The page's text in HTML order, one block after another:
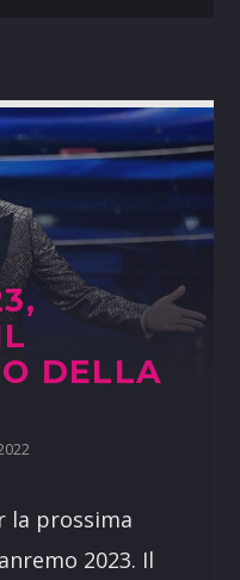
DELLA
la prossima
2023. Il